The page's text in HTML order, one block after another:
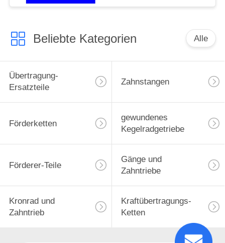
Beliebte Kategorien Alle
Übertragung-
Ersatzteile
Zahnstangen
Förderketten
gewundenes
Kegelradgetriebe
Förderer-Teile
Gänge und
Zahntriebe
Kronrad und
Zahntrieb
Kraftübertragungs-
Ketten